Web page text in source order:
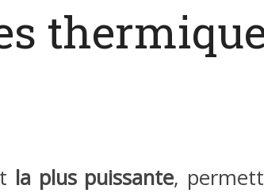
la plus puissante,